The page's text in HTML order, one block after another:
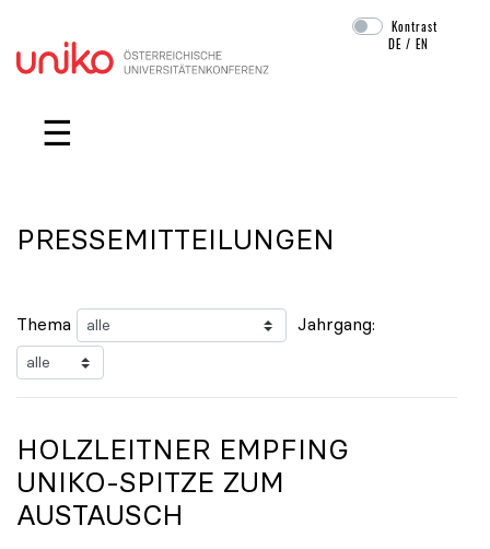
Navigation überspringen
Kontrast
DE /EN
☰
PRESSEMITTEILUNGEN
Thema Jahrgang:
HOLZLEITNER EMPFING
UNIKO-SPITZE ZUM
AUSTAUSCH